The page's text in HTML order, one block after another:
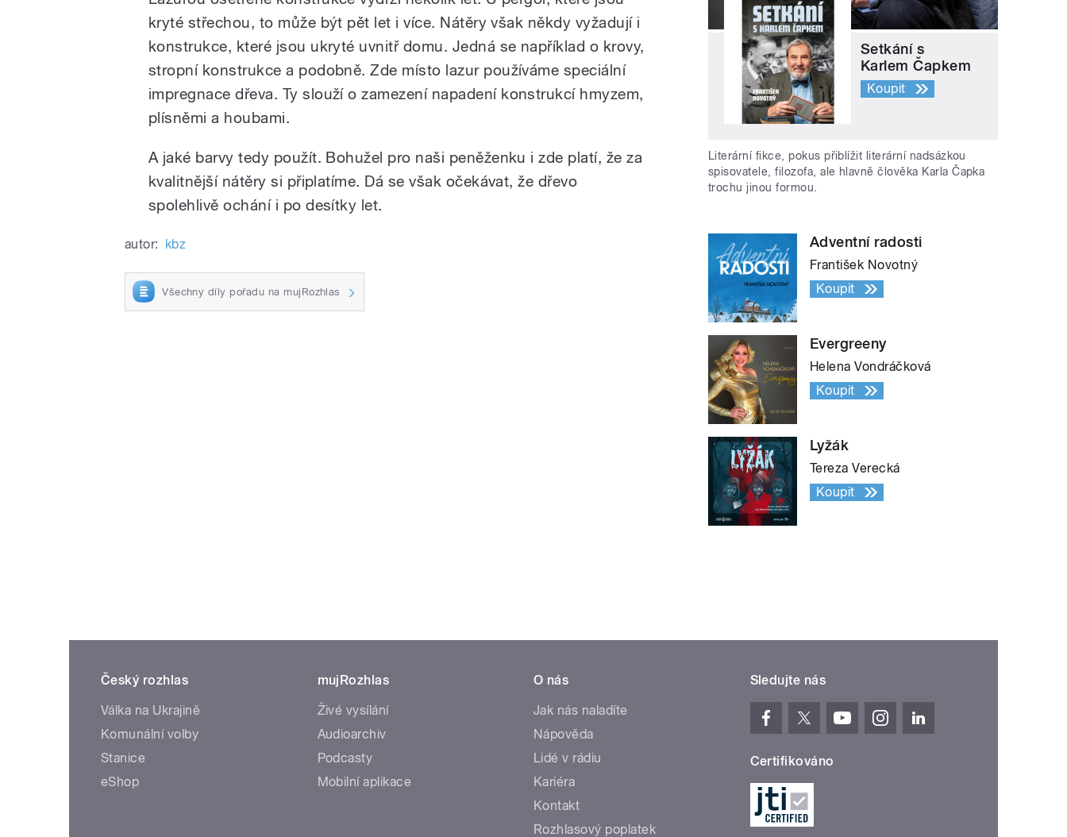
kryté střechou, to může být pět let i více. Nátěry však někdy vyžadují i
konstrukce, které jsou ukryté uvnitř domu. Jedná se například o krovy,
stropní konstrukce a podobně. Zde místo lazur používáme speciální
impregnace dřeva. Ty slouží o zamezení napadení konstrukcí hmyzem,
plísněmi a houbami.
A jaké barvy tedy použít. Bohužel pro naši peněženku i zde platí, že za
kvalitnější nátěry si připlatíme. Dá se však očekávat, že dřevo
spolehlivě ochání i po desítky let.
autor: kbz
Všechny díly pořadu na mujRozhlas
Setkání s
Karlem Čapkem
Koupit
Literární fikce, pokus přiblížit literární nadsázkou
spisovatele, filozofa, ale hlavně člověka Karla Čapka
trochu jinou formou.
Adventní radosti
František Novotný
Koupit
Evergreeny
Helena Vondráčková
Koupit
Lyžák
Tereza Verecká
Koupit
Český rozhlas
Válka na Ukrajině
Komunální volby
Stanice
eShop
mujRozhlas
Živé vysílání
Audioarchiv
Podcasty
Mobilní aplikace
O nás
Jak nás naladíte
Nápověda
Lidé v rádiu
Kariéra
Kontakt
Rozhlasový poplatek
Sledujte nás
Certifikováno